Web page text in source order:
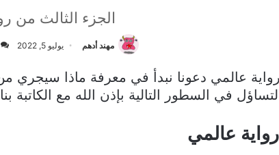
الجزء الثالث من
مهند أدهم يوليو 5, 2022
عالمي دعونا نبدأ في معرفة ماذا
في السطور التالية بإذن الله مع الكاتبة
عالمي